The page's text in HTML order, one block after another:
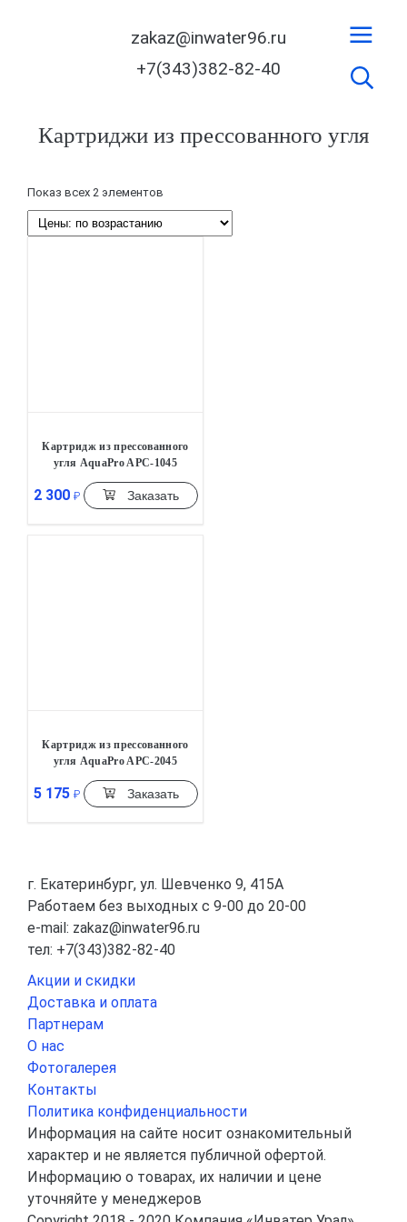
zakaz@inwater96.ru
+7(343)382-82-40
Картриджи из прессованного угля
Показ всех 2 элементов
Картридж из прессованного
угля AquaPro APC-1045
2 300 ₽ Заказать
Картридж из прессованного
угля AquaPro APC-2045
5 175 ₽ Заказать
г. Екатеринбург, ул. Шевченко 9, 415А
Работаем без выходных с 9-00 до 20-00
e-mail: zakaz@inwater96.ru
тел: +7(343)382-82-40
Акции и скидки
Доставка и оплата
Партнерам
О нас
Фотогалерея
Контакты
Политика конфиденциальности
Информация на сайте носит ознакомительный
характер и не является публичной офертой.
Информацию о товарах, их наличии и цене
уточняйте у менеджеров